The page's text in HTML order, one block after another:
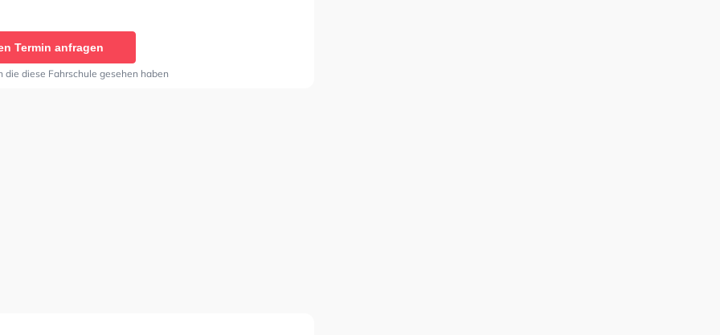
Termin anfragen
die diese Fahrschule gesehen haben